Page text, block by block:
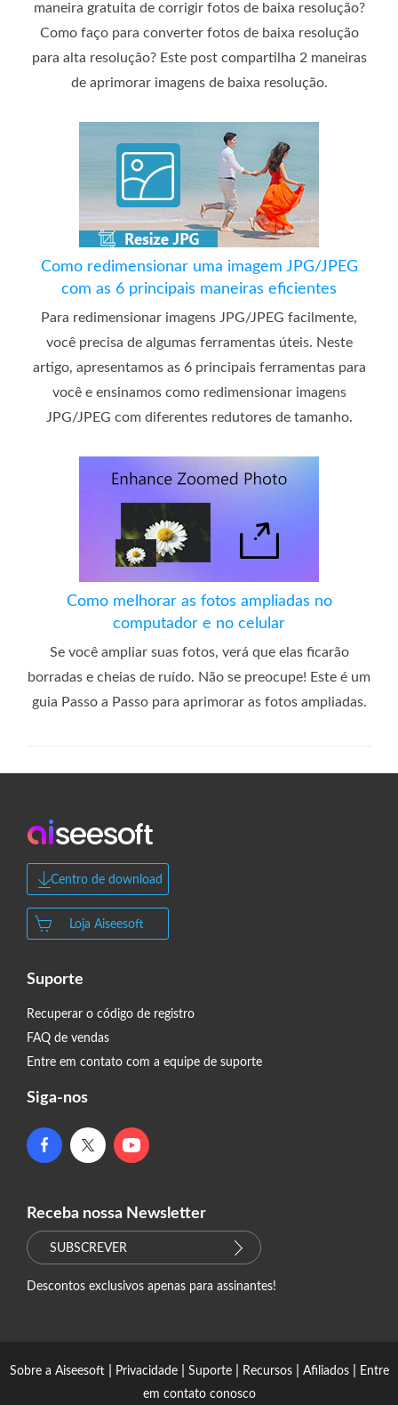
maneira gratuita de corrigir fotos de baixa resolução?
Como faço para converter fotos de baixa resolução
para alta resolução? Este post compartilha 2 maneiras
de aprimorar imagens de baixa resolução.
Como redimensionar uma imagem JPG/JPEG
com as 6 principais maneiras eficientes
Para redimensionar imagens JPG/JPEG facilmente,
você precisa de algumas ferramentas úteis. Neste
artigo, apresentamos as 6 principais ferramentas para
você e ensinamos como redimensionar imagens
JPG/JPEG com diferentes redutores de tamanho.
Como melhorar as fotos ampliadas no
computador e no celular
Se você ampliar suas fotos, verá que elas ficarão
borradas e cheias de ruído. Não se preocupe! Este é um
guia Passo a Passo para aprimorar as fotos ampliadas.
Centro de download
Loja Aiseesoft
Suporte
Recuperar o código de registro
FAQ de vendas
Entre em contato com a equipe de suporte
Siga-nos
Receba nossa Newsletter
SUBSCREVER
Descontos exclusivos apenas para assinantes!
Sobre a Aiseesoft| Privacidade| Suporte| Recursos| Afiliados|
Entre
em contato conosco